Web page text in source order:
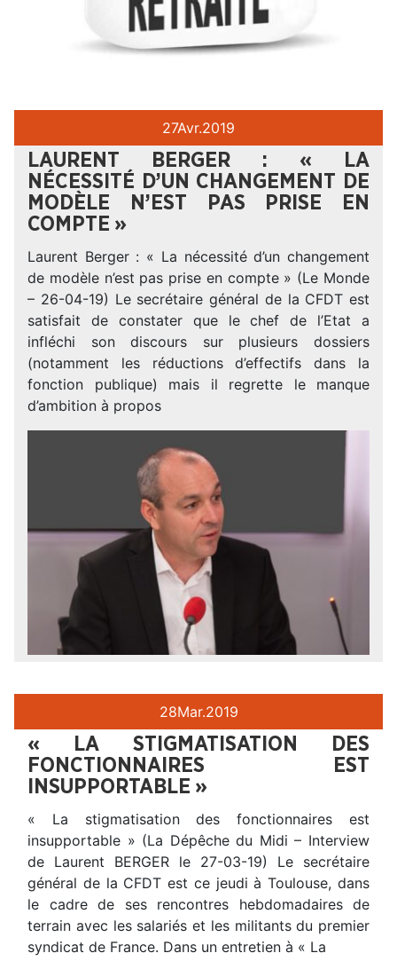
27Avr.2019
LAURENT BERGER : « LA
NÉCESSITÉ D’UN CHANGEMENT DE
MODÈLE N’EST PAS PRISE EN
COMPTE »
Laurent Berger : « La nécessité d’un changement
de modèle n’est pas prise en compte » (Le Monde
– 26-04-19) Le secrétaire général de la CFDT est
satisfait de constater que le chef de l’Etat a
infléchi son discours sur plusieurs dossiers
(notamment les réductions d’effectifs dans la
fonction publique) mais il regrette le manque
d’ambition à propos
28Mar.2019
« LA STIGMATISATION DES
FONCTIONNAIRES EST
INSUPPORTABLE »
« La stigmatisation des fonctionnaires est
insupportable » (La Dépêche du Midi – Interview
de Laurent BERGER le 27-03-19) Le secrétaire
général de la CFDT est ce jeudi à Toulouse, dans
le cadre de ses rencontres hebdomadaires de
terrain avec les salariés et les militants du premier
syndicat de France. Dans un entretien à « La